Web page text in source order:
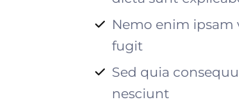
Nemo enim
fugit
Sed quia
nesciunt